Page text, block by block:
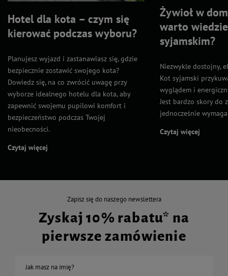
Hotel dla kota – czym się
kierować podczas wyboru?
Planujesz wyjazd i zastanawiasz się, gdzie
bezpiecznie zostawić swojego kota?
Dowiedz się, na co zwrócić uwagę przy
wyborze idealnego hotelu dla kota, aby
zapewnić swojemu pupilowi komfort i
bezpieczeństwo podczas Twojej
nieobecności.
Czytaj więcej
Żywioł w
warto
syjamskim?
Niezwykle dostojny,
Kot syjamski
wyglądem i
Jest bardzo skory do
jednocześnie
Czytaj więcej
Zapisz się do naszego newslettera
Zyskaj 10% rabatu* na
pierwsze zamówienie
Jak masz na imię?